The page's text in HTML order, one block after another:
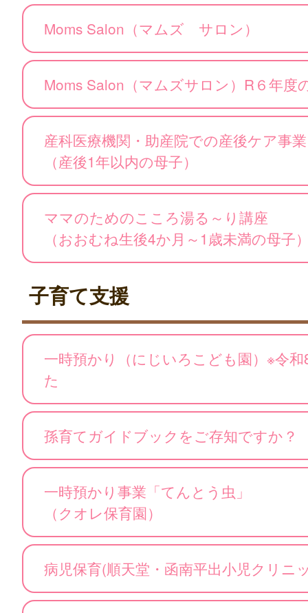
Moms Salon（マムズ サロン）
Moms Salon（マムズサロン）R６年度
産科医療機関・助産院での産後ケア事業
（産後1年以内の母子）
ママのためのこころ湯る～り講座
（おおむね生後4か月～1歳未満の母子
子育て支援
一時預かり（にじいろこども園）※令
た
孫育てガイドブックをご存知ですか？
一時預かり事業「てんとう虫」
（クオレ保育園）
病児保育(順天堂・函南平出小児クリ